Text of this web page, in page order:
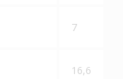
7
16,6